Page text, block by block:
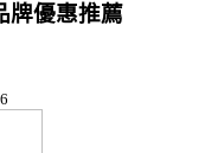
牌優惠推薦